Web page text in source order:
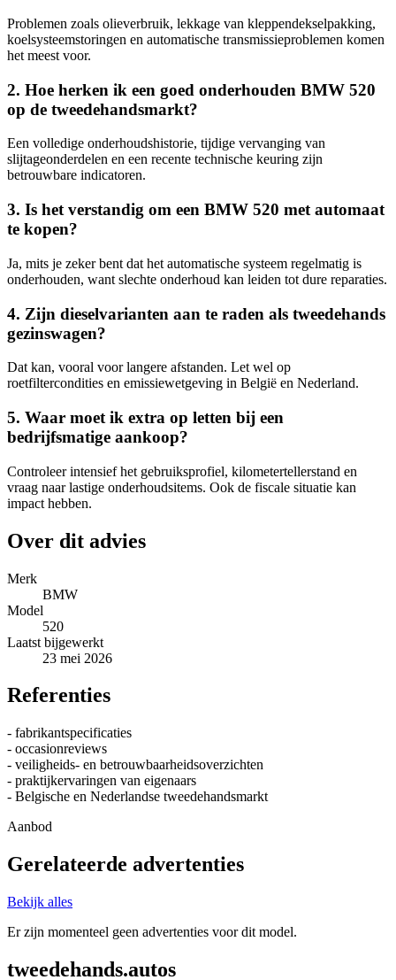
Problemen zoals olieverbruik, lekkage van kleppendekselpakking,
koelsysteemstoringen en automatische transmissieproblemen komen
het meest voor.
2. Hoe herken ik een goed onderhouden BMW 520
op de tweedehandsmarkt?
Een volledige onderhoudshistorie, tijdige vervanging van
slijtageonderdelen en een recente technische keuring zijn
betrouwbare indicatoren.
3. Is het verstandig om een BMW 520 met automaat
te kopen?
Ja, mits je zeker bent dat het automatische systeem regelmatig is
onderhouden, want slechte onderhoud kan leiden tot dure reparaties.
4. Zijn dieselvarianten aan te raden als tweedehands
gezinswagen?
Dat kan, vooral voor langere afstanden. Let wel op
roetfiltercondities en emissiewetgeving in België en Nederland.
5. Waar moet ik extra op letten bij een
bedrijfsmatige aankoop?
Controleer intensief het gebruiksprofiel, kilometertellerstand en
vraag naar lastige onderhoudsitems. Ook de fiscale situatie kan
impact hebben.
Over dit advies
Merk
BMW
Model
520
Laatst bijgewerkt
23 mei 2026
Referenties
- fabrikantspecificaties
- occasionreviews
- veiligheids- en betrouwbaarheidsoverzichten
- praktijkervaringen van eigenaars
- Belgische en Nederlandse tweedehandsmarkt
Aanbod
Gerelateerde advertenties
Bekijk alles
Er zijn momenteel geen advertenties voor dit model.
tweedehands.autos